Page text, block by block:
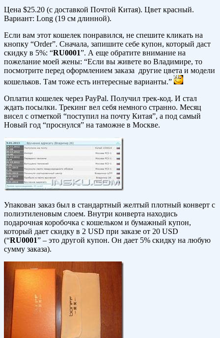
Цена $25.20 (с доставкой Почтой Китая). Цвет красный.
Вариант: Long (19 см длинной).
Если вам этот кошелек понравился, не спешите кликать на
кнопку “Order”. Сначала, запишите себе купон, который даст
скидку в 5%: “RU0001”. А еще обратите внимание на
пожелание моей жены: “Если вы живете во Владимире, то
посмотрите перед оформлением заказа другие цвета и модели
кошельков. Там тоже есть интересные варианты.”
Оплатил кошелек через PayPal. Получил трек-код. И стал
ждать посылки. Трекинг вел себя немного странно. Месяц
висел с отметкой “поступил на почту Китая”, а под самый
Новый год “проснулся” на таможне в Москве.
Упакован заказ был в стандартный желтый плотный конверт с
полиэтиленовым слоем. Внутри конверта находись
подарочная коробочка с кошельком и бумажный купон,
который дает скидку в 2 USD при заказе от 20 USD
(“RU0001” – это другой купон. Он дает 5% скидку на любую
сумму заказа).